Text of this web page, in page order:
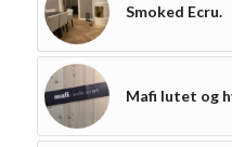
Smoked Ecru.
Mafi lutet og